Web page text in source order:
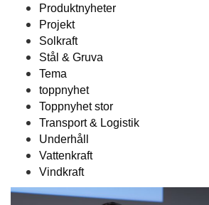
Produktnyheter
Projekt
Solkraft
Stål & Gruva
Tema
toppnyhet
Toppnyhet stor
Transport & Logistik
Underhåll
Vattenkraft
Vindkraft